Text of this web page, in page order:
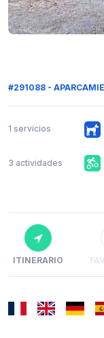
#291088 -
1 servicios
3 actividades
ITINERARIO